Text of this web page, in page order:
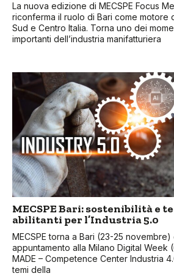
La nuova edizione di MECSPE Focus
riconferma il ruolo di Bari come motore
Sud e Centro Italia. Torna uno dei
importanti dell’industria manifatturiera
MECSPE Bari: sostenibilità e
abilitanti per l’Industria 5.0
MECSPE torna a Bari (23-25
appuntamento alla Milano Digital Week
MADE – Competence Center Industria
temi della